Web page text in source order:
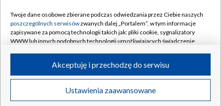
Rada Programowa
System NOS
Informacje o nadawcy
Program dla prasy
Ogłoszenie przetargowe
Kontakt
Kanały
©2026 Telewizja Polska S.A. w likwidacji
Twoje dane osobowe zbierane podczas odwiedzania przez Ciebie naszych
poszczególnych serwisówzwanych dalej „Portalem”, w tym informacje
zapisywane za pomocą technologii takich jak: pliki cookie, sygnalizatory
WWW lub innych podobnych technologii umożliwiających świadczenie
ruchu w Internecie.
Twoje dane osobowe zbierane podczas odwiedzania przez Ciebie
poszczególnych serwisówna Portalu, takie jak adresy IP, identyfikatory
Ustawienia zaawansowane
Akceptuję i przechodzę do serwisu